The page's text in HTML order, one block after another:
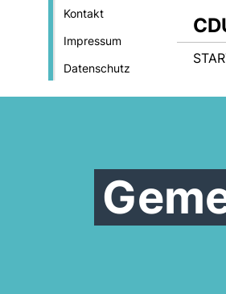
Kontakt
Impressum
Datenschutz